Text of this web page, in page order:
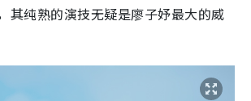
其纯熟的演技无疑是廖子妤最大的威